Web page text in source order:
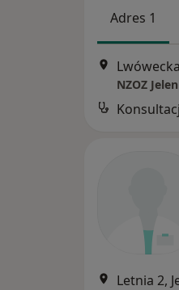
Adres 1
Letnia 2,